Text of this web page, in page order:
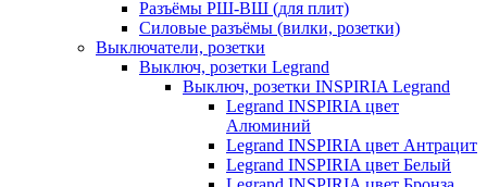
Разъёмы РШ-ВШ (для плит)
Силовые разъёмы (вилки, розетки)
Выключатели, розетки
Выключ, розетки Legrand
Выключ, розетки INSPIRIA Legrand
Legrand INSPIRIA цвет
Алюминий
Legrand INSPIRIA цвет Антрацит
Legrand INSPIRIA цвет Белый